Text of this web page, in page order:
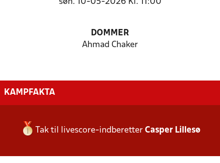
søn. 10-05-2026 Kl. 11:00
DOMMER
Ahmad Chaker
KAMPFAKTA
Tak til livescore-indberetter Casper Lillesø